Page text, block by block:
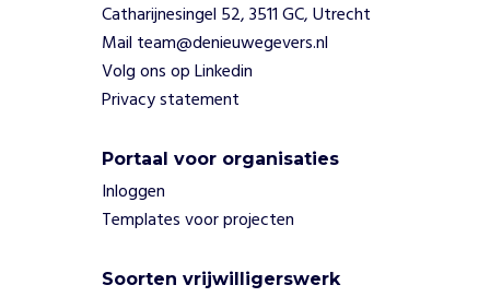
Catharijnesingel 52, 3511 GC, Utrecht
Mail team@denieuwegevers.nl
Volg ons op Linkedin
Privacy statement
Portaal voor organisaties
Inloggen
Templates voor projecten
Soorten vrijwilligerswerk